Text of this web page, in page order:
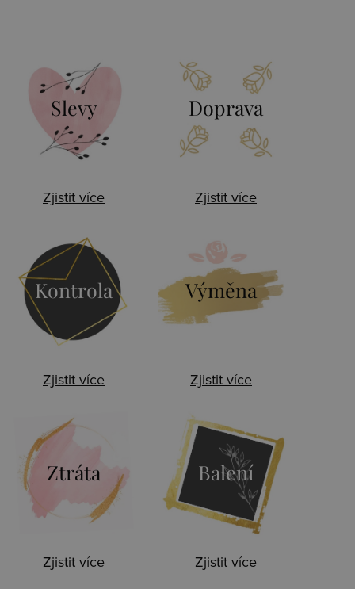
Slevy
Zjistit více
Doprava
Zjistit více
Kontrola
Zjistit více
Výměna
Zjistit více
Ztráta
Zjistit více
Balení
Zjistit více